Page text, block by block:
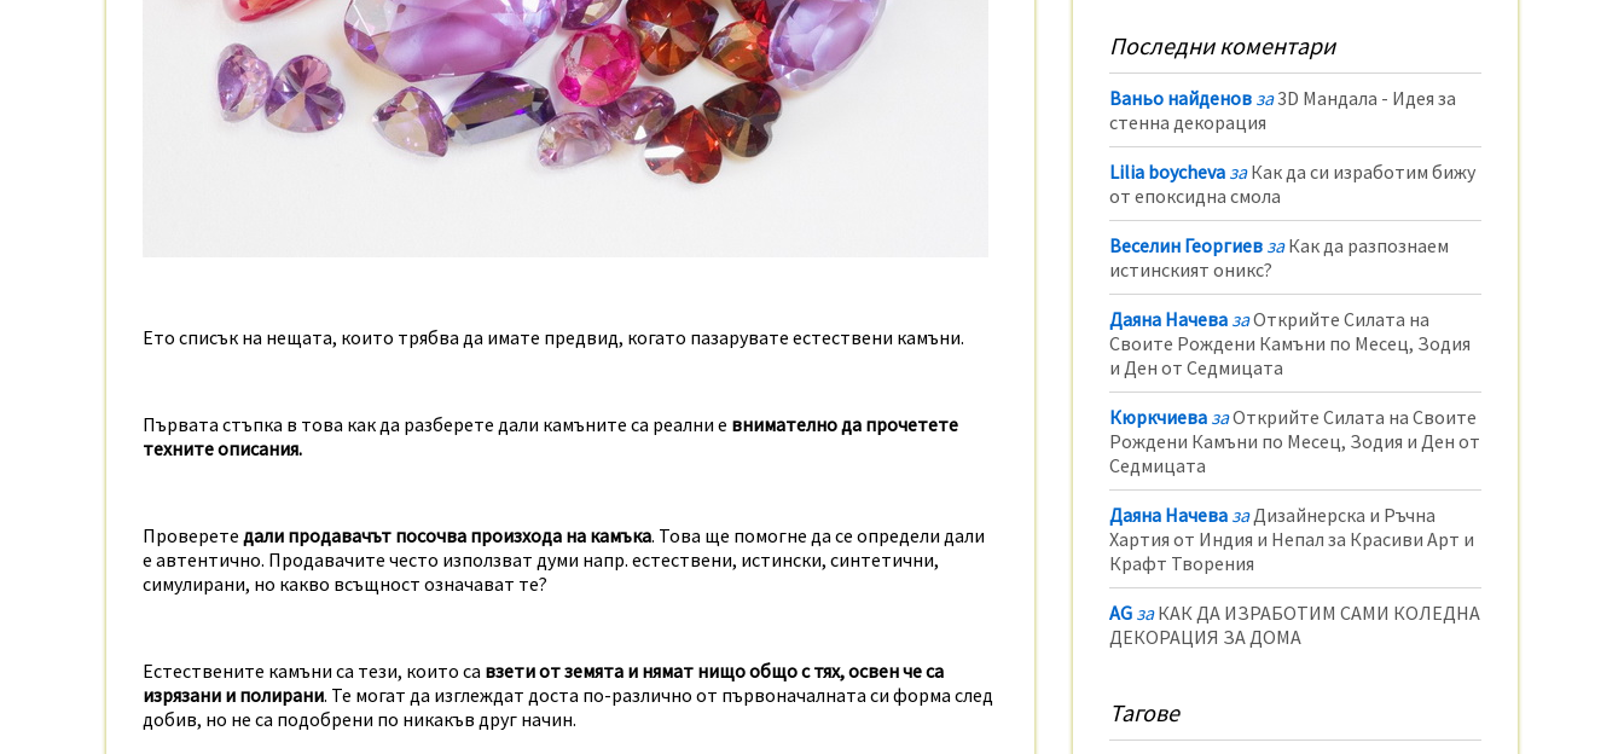
Ето списък на нещата, които трябва да имате предвид, когато пазарувате естествени камъни.
Първата стъпка в това как да разберете дали камъните са реални е внимателно да прочетете
техните описания.
Проверете дали продавачът посочва произхода на камъка. Това ще помогне да се определи дали
е автентично. Продавачите често използват думи напр. естествени, истински, синтетични,
симулирани, но какво всъщност означават те?
Естествените камъни са тези, които са взети от земята и нямат нищо общо с тях, освен че са
изрязани и полирани. Те могат да изглеждат доста по-различно от първоначалната си форма след
добив, но не са подобрени по никакъв друг начин.
Последни коментари
Ваньо найденов за3D Мандала - Идея за
стенна декорация
Lilia boycheva за Как да си изработим бижу
от епоксидна смола
Веселин Георгиев за Как да разпознаем
истинският оникс?
Даяна Начева заОткрийте Силата на
Своите Рождени Камъни по Месец, Зодия
и Ден от Седмицата
Кюркчиева заОткрийте Силата на Своите
Рождени Камъни по Месец, Зодия и Ден от
Седмицата
Даяна Начева заДизайнерска и Ръчна
Хартия от Индия и Непал за Красиви Арт и
Крафт Творения
AG за КАК ДА ИЗРАБОТИМ САМИ КОЛЕДНА
ДЕКОРАЦИЯ ЗА ДОМА
Тагове